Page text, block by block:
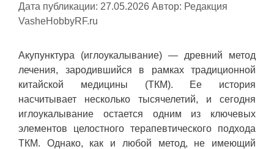
Дата публикации: 27.05.2026 Автор: Редакция
VasheHobbyRF.ru
Акупунктура (иглоукалывание) — древний метод
лечения, зародившийся в рамках традиционной
китайской медицины (ТКМ). Ее история
насчитывает несколько тысячелетий, и сегодня
иглоукалывание остается одним из ключевых
элементов целостного терапевтического подхода
ТКМ. Однако, как и любой метод, не имеющий